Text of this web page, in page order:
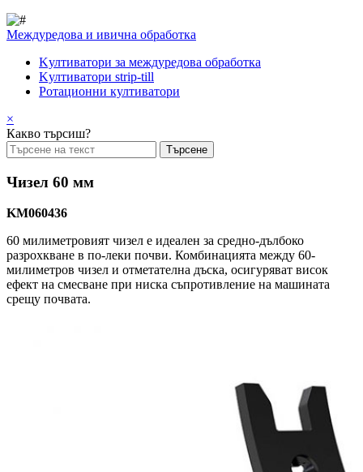
Междуредова и ивична обработка
Kултиватори за междуредова обработка
Kултиватори strip-till
Ротационни култиватори
×
Какво търсиш?
Чизел 60 мм
KM060436
60 милиметровият чизел е идеален за средно-дълбоко
разрохкване в по-леки почви. Комбинацията между 60-
милиметров чизел и отметателна дъска, осигуряват висок
ефект на смесване при ниска съпротивление на машината
срещу почвата.